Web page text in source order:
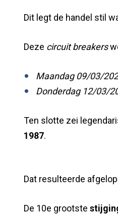
Dit legt de handel stil
Deze circuit breakers
Maandag 09/03/
Donderdag 12/03/
Ten slotte zei
1987.
Dat resulteerde
De 10e grootste